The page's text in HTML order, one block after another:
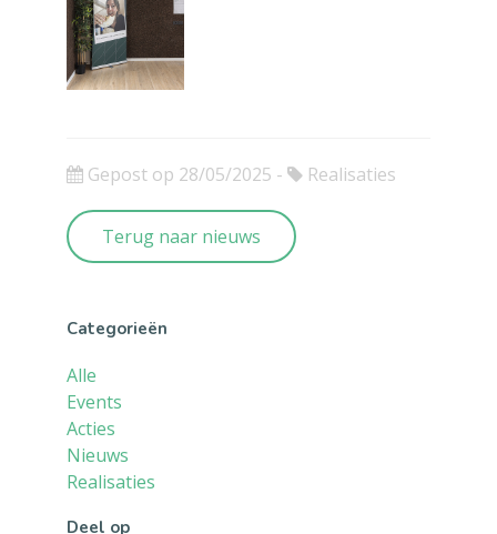
Gepost op 28/05/2025 - Realisaties
Terug naar nieuws
Categorieën
Alle
Events
Acties
Nieuws
Realisaties
Deel op